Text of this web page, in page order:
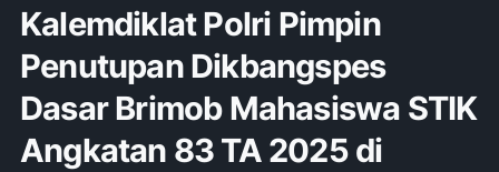
Kalemdiklat Polri Pimpin
Penutupan Dikbangspes
Dasar Brimob Mahasiswa STIK
Angkatan 83 TA 2025 di